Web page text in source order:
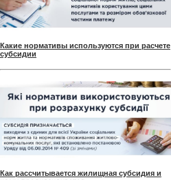
Какие нормативы используются при расчете
субсидии
Как рассчитывается жилищная субсидия и